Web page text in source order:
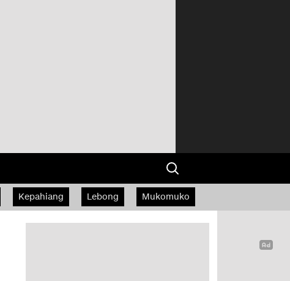
Kepahiang Lebong Mukomuko